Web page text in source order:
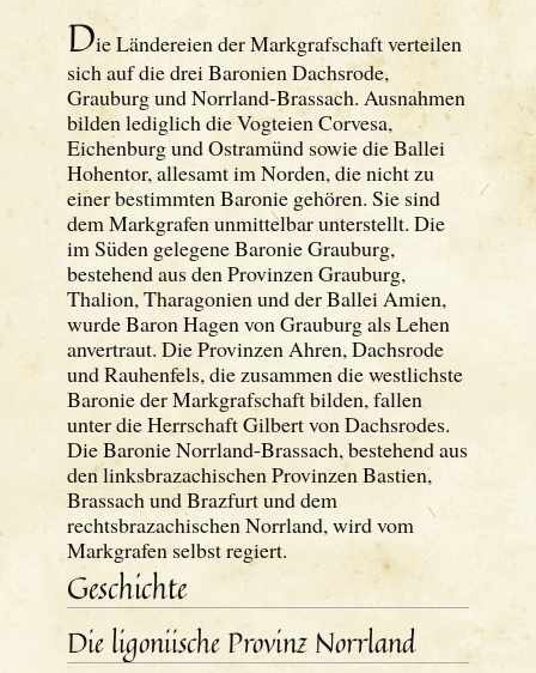
Die Ländereien der Markgrafschaft verteilen
sich auf die drei Baronien Dachsrode,
Grauburg und Norrland-Brassach. Ausnahmen
bilden lediglich die Vogteien Corvesa,
Eichenburg und Ostramünd sowie die Ballei
Hohentor, allesamt im Norden, die nicht zu
einer bestimmten Baronie gehören. Sie sind
dem Markgrafen unmittelbar unterstellt. Die
im Süden gelegene Baronie Grauburg,
bestehend aus den Provinzen Grauburg,
Thalion, Tharagonien und der Ballei Amien,
wurde Baron Hagen von Grauburg als Lehen
anvertraut. Die Provinzen Ahren, Dachsrode
und Rauhenfels, die zusammen die westlichste
Baronie der Markgrafschaft bilden, fallen
unter die Herrschaft Gilbert von Dachsrodes.
Die Baronie Norrland-Brassach, bestehend aus
den linksbrazachischen Provinzen Bastien,
Brassach und Brazfurt und dem
rechtsbrazachischen Norrland, wird vom
Markgrafen selbst regiert.
Geschichte
Die ligoniische Provinz Norrland